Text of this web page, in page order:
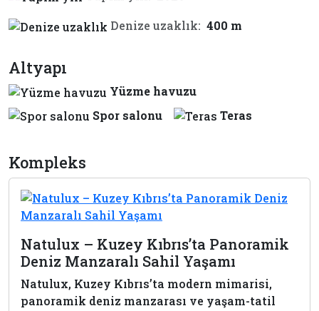
Denize uzaklık: 400 m
Altyapı
Yüzme havuzu
Spor salonu
Teras
Kompleks
Natulux – Kuzey Kıbrıs’ta Panoramik
Deniz Manzaralı Sahil Yaşamı
Natulux, Kuzey Kıbrıs’ta modern mimarisi,
panoramik deniz manzarası ve yaşam-tatil